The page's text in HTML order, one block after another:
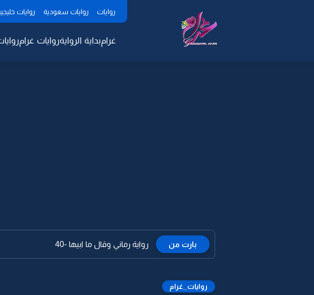
روايات روايات سعودية روايات
غرامبداية الروايةروايات غرام
بارت من رواية رماني وقال ما ابيها -40
روايات_غرام